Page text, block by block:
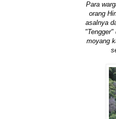
Para
orang
asalnya
moyang